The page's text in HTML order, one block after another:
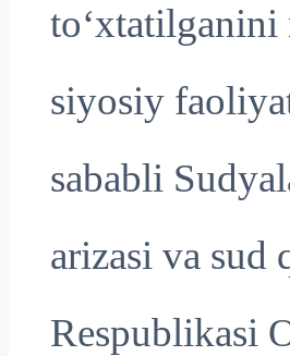
to‘xtatilganini
siyosiy
sababli
arizasi va sud
Respublikasi